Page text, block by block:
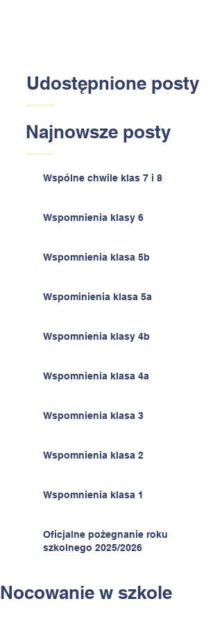
Udostępnione posty
Najnowsze posty
Wspólne chwile klas 7 i 8
Wspomnienia klasy 6
Wspomnienia klasa 5b
Wspominienia klasa 5a
Wspomnienia klasy 4b
Wspomnienia klasa 4a
Wspomnienia klasa 3
Wspomnienia klasa 2
Wspomnienia klasa 1
Oficjalne pożegnanie roku
szkolnego 2025/2026
Nocowanie w szkole